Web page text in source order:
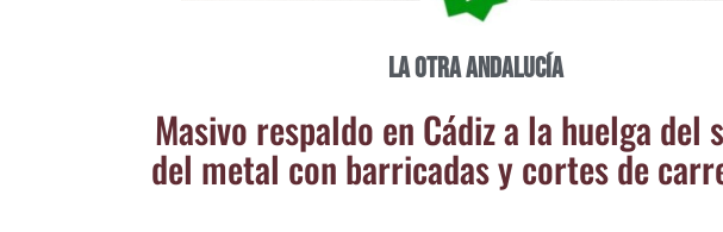
La otra Andalucía
Masi­vo res­pal­do en Cádiz a la huel­ga del
del metal con barri­ca­das y cor­tes de